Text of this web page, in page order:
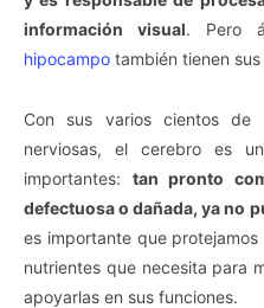
información visual. Pero
hipocampo también tienen
Con sus varios cientos de
nerviosas, el cerebro es
importantes: tan pronto
defectuosa o dañada, ya no
es importante que
nutrientes que necesita para
apoyarlas en sus funciones.